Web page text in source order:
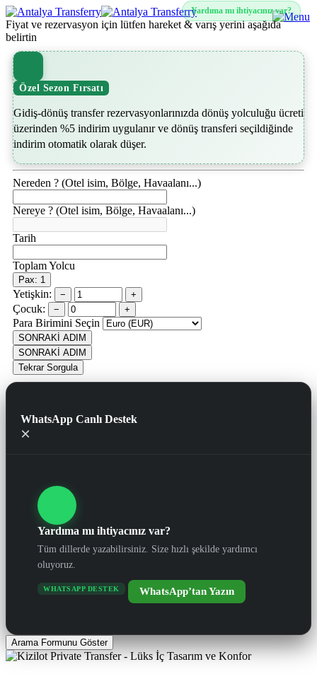
Yardıma mı ihtiyacınız var?
Fiyat ve rezervasyon için lütfen hareket & varış yerini aşağıda
belirtin
Özel Sezon Fırsatı
Gidiş-dönüş transfer rezervasyonlarınızda dönüş yolculuğu ücreti
üzerinden %5 indirim uygulanır ve dönüş transferi seçildiğinde
indirim otomatik olarak düşer.
Nereden ? (Otel isim, Bölge, Havaalanı...)
Nereye ? (Otel isim, Bölge, Havaalanı...)
Tarih
Toplam Yolcu
Pax: 1
Yetişkin: − +
Çocuk: − +
Para Birimini Seçin
SONRAKİ ADIM
SONRAKİ ADIM
Tekrar Sorgula
WhatsApp Canlı Destek
×
Yardıma mı ihtiyacınız var?
Tüm dillerde yazabilirsiniz. Size hızlı şekilde yardımcı
oluyoruz.
WHATSAPP DESTEK WhatsApp’tan Yazın
Arama Formunu Göster